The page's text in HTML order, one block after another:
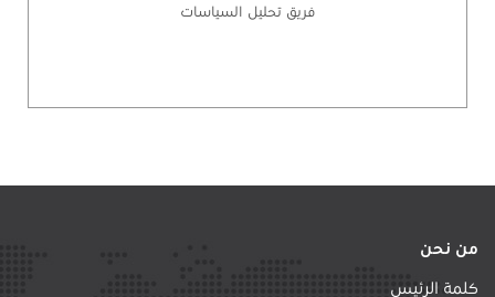
فريق تحليل السياسات
من نحن
كلمة الرئيس